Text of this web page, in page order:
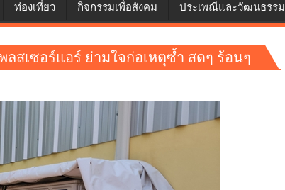
ท่องเที่ยว กิจกรรมเพื่อสังคม ประเพณีและวัฒนธรรม
สเซอร์แอร์ ย่ามใจก่อเหตุซ้ำ สดๆ ร้อนๆ